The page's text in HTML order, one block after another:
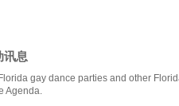
讯息
gay dance parties and other
Agenda.